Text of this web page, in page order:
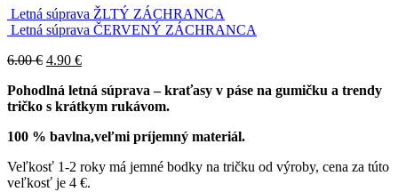
Letná súprava ŽLTÝ ZÁCHRANCA
Letná súprava ČERVENÝ ZÁCHRANCA
6.00€ 4.90 €
Pohodlná letná súprava – kraťasy v páse na gumičku a trendy
tričko s krátkym rukávom.
100 % bavlna,veľmi príjemný materiál.
Veľkosť 1-2 roky má jemné bodky na tričku od výroby, cena za túto
veľkosť je 4 €.